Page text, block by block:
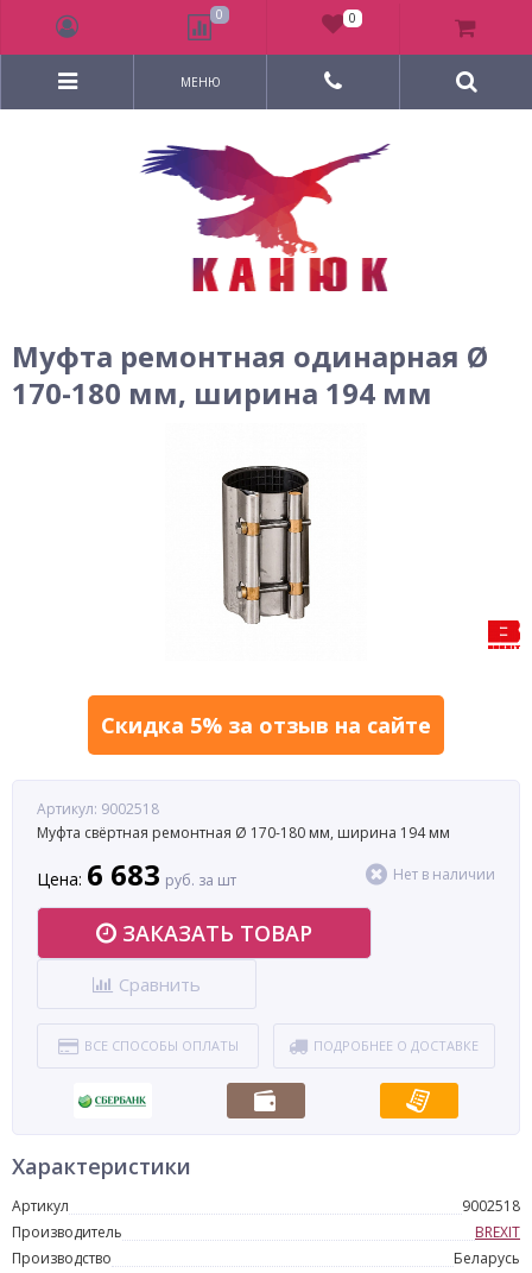
МЕНЮ
Муфта ремонтная одинарная Ø
170-180 мм, ширина 194 мм
Скидка 5% за отзыв на сайте
Артикул: 9002518
Муфта свёртная ремонтная Ø 170-180 мм, ширина 194 мм
Цена: 6 683 руб. за шт Нет в наличии
ЗАКАЗАТЬ ТОВАР
Сравнить
ВСЕ СПОСОБЫ ОПЛАТЫ ПОДРОБНЕЕ О ДОСТАВКЕ
Характеристики
Артикул
9002518
Производитель
BREXIT
Производство
Беларусь
0 0